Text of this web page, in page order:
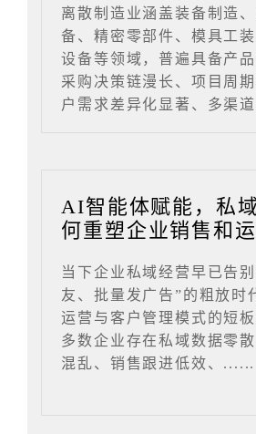
离散制造业涵盖装备制造
备、精密零部件、模具工
设备等领域，普遍具备产品
采购决策链漫长、项目周
户需求差异化显著、多渠
AI智能体赋能，私
何重塑企业销售和运
当下企业私域经营早已告
友、批量发广告”的粗放时
运营与客户管理模式的短板
多数企业存在私域数据零
混乱、销售跟进低效、......